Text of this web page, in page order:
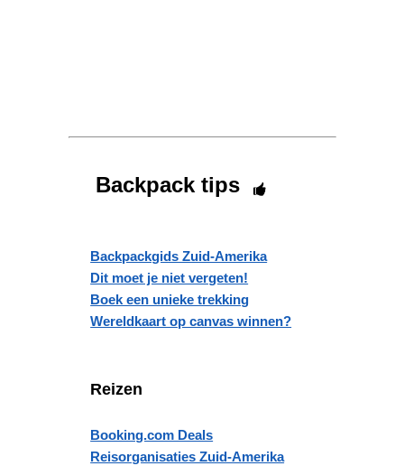
Backpack tips
Backpackgids Zuid-Amerika
Dit moet je niet vergeten!
Boek een unieke trekking
Wereldkaart op canvas winnen?
Reizen
Booking.com Deals
Reisorganisaties Zuid-Amerika